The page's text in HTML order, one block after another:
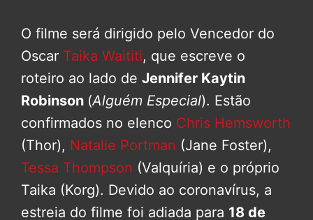
O filme será dirigido pelo Vencedor do
Oscar Taika Waititi, que escreve o
roteiro ao lado de Jennifer Kaytin
Robinson (Alguém Especial). Estão
confirmados no elenco Chris Hemsworth
(Thor), Natalie Portman (Jane Foster),
Tessa Thompson (Valquíria) e o próprio
Taika (Korg). Devido ao coronavírus, a
estreia do filme foi adiada para 18 de